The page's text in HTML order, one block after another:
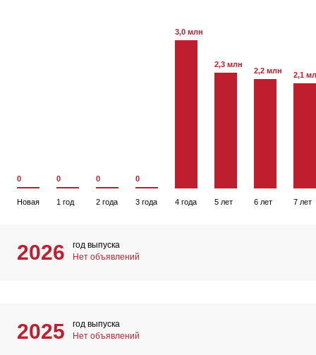
0
Новая
0
1 год
0
2 года
0
3 года
3,0 млн
4 года
2,3 млн
5 лет
2,2 млн
6 лет
2,1
7 лет
2026
год выпуска
Нет объявлений
2025
год выпуска
Нет объявлений